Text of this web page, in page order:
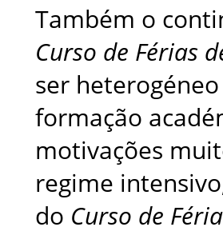
Também o
Curso de Férias
ser
formação
motivações
regime
do Curso de